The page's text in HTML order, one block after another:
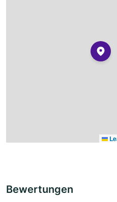
Bewertungen